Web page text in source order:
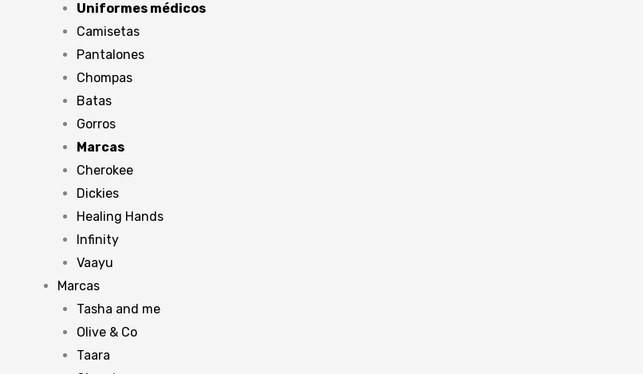
Uniformes médicos
Camisetas
Pantalones
Chompas
Batas
Gorros
Marcas
Cherokee
Dickies
Healing Hands
Infinity
Vaayu
Marcas
Tasha and me
Olive & Co
Taara